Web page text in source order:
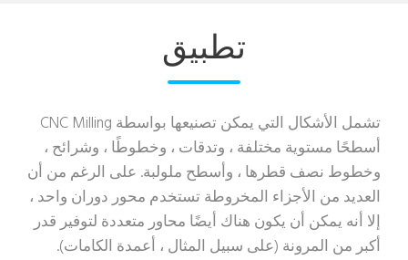
تطبيق
تشمل الأشكال التي يمكن تصنيعها بواسطة CNC Milling
أسطحًا مستوية مختلفة ، وتدقات ، وخطوطًا ، وشرائح ،
وخطوط نصف قطرها ، وأسطح ملولبة. على الرغم من أن
العديد من الأجزاء المخروطة تستخدم محور دوران واحد ،
إلا أنه يمكن أن يكون هناك أيضًا محاور متعددة لتوفير قدر
أكبر من المرونة (على سبيل المثال ، أعمدة الكامات).